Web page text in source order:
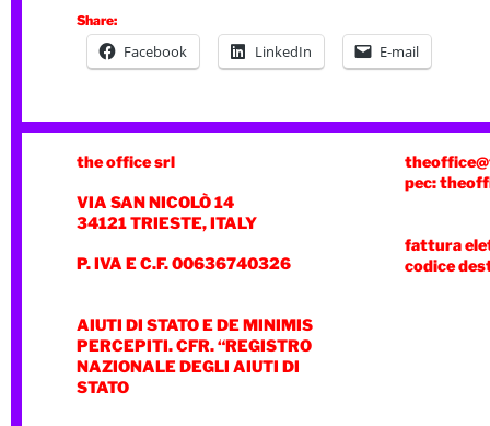
Share:
Facebook LinkedIn E-mail
the office srl
VIA SAN NICOLÒ 14
34121 TRIESTE, ITALY
P. IVA E C.F. 00636740326
AIUTI DI STATO E DE MINIMIS
PERCEPITI. CFR. “REGISTRO
NAZIONALE DEGLI AIUTI DI
STATO
pec:
fattura
codice